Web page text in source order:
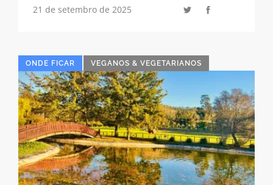
21 de setembro de 2025
ONDE FICAR VEGANOS & VEGETARIANOS